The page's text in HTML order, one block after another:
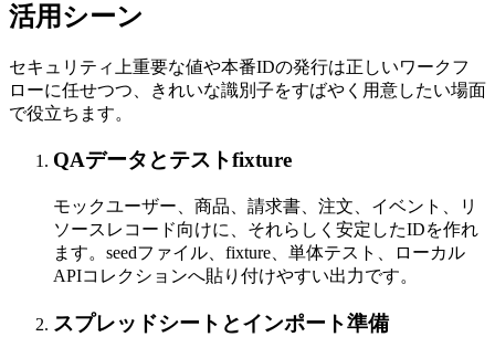
活用シーン
セキュリティ上重要な値や本番IDの発行は正しいワークフ
ローに任せつつ、きれいな識別子をすばやく用意したい場面
で役立ちます。
QAデータとテストfixture
モックユーザー、商品、請求書、注文、イベント、リ
ソースレコード向けに、それらしく安定したIDを作れ
ます。seedファイル、fixture、単体テスト、ローカル
APIコレクションへ貼り付けやすい出力です。
スプレッドシートとインポート準備